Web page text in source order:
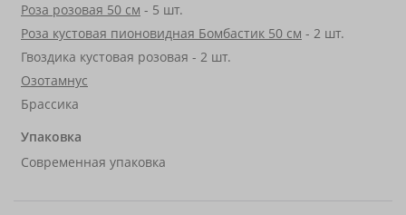
Роза розовая 50 см - 5 шт.
Роза кустовая пионовидная Бомбастик 50 см - 2 шт.
Гвоздика кустовая розовая - 2 шт.
Озотамнус
Брассика
Упаковка
Современная упаковка